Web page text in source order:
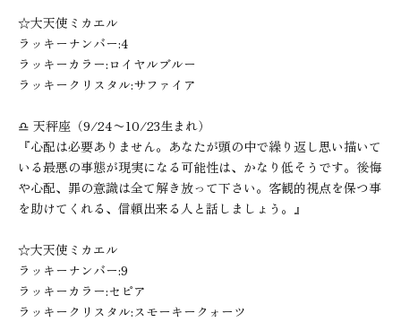
☆大天使ミカエル
ラッキーナンバー:4
ラッキーカラー:ロイヤルブルー
ラッキークリスタル:サファイア
♎︎ 天秤座（9/24〜10/23生まれ）
『心配は必要ありません。あなたが頭の中で繰り返し思い描いて
いる最悪の事態が現実になる可能性は、かなり低そうです。後悔
や心配、罪の意識は全て解き放って下さい。客観的視点を保つ事
を助けてくれる、信頼出来る人と話しましょう。』
☆大天使ミカエル
ラッキーナンバー:9
ラッキーカラー:セピア
ラッキークリスタル:スモーキークォーツ